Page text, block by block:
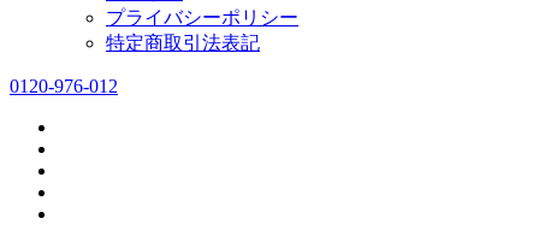
プライバシーポリシー
特定商取引法表記
0120-976-012